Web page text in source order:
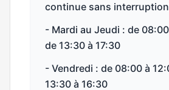
continue sans
- Mardi au Jeudi : de
de 13:30 à 17:30
- Vendredi : de 08:00 à
13:30 à 16:30